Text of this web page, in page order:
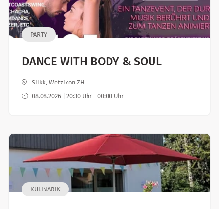
PARTY
DANCE WITH BODY & SOUL
Silkk, Wetzikon ZH
08.08.2026 | 20:30 Uhr - 00:00 Uhr
KULINARIK